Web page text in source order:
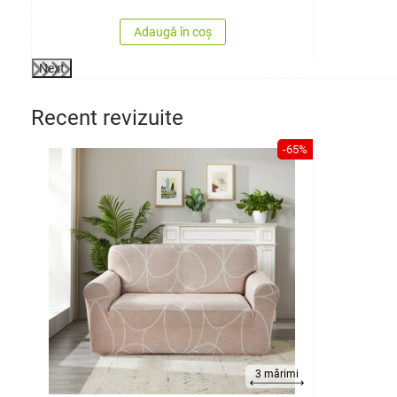
Adaugă în coș
Next
Recent revizuite
-65%
3 mărimi